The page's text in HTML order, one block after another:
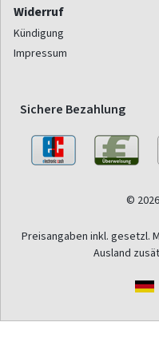
Widerruf
Kündigung
Impressum
Sichere Bezahlung
©
Preisangaben inkl. gesetzl.
Ausland